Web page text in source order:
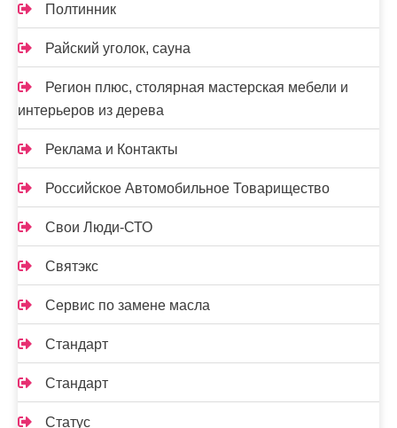
Полтинник
Райский уголок, сауна
Регион плюс, столярная мастерская мебели и
интерьеров из дерева
Реклама и Контакты
Российское Автомобильное Товарищество
Свои Люди-СТО
Святэкс
Сервис по замене масла
Стандарт
Стандарт
Статус